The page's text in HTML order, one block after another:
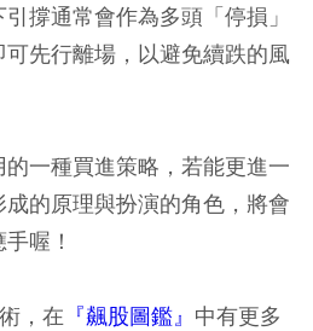
撐通常會作為多頭「停損」
先行離場，以避免續跌的風
的一種買進策略，若能更進一
的原理與扮演的角色，將會
喔！
，在 『飆股圖鑑』 中有更多